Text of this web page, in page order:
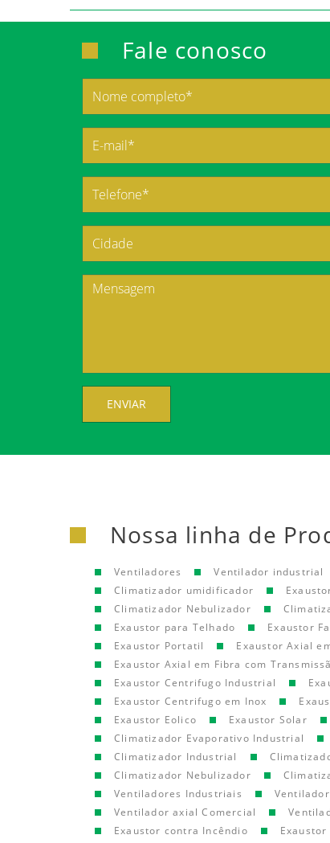
Fale conosco
ENVIAR
Nossa linha de
Ventiladores Ventilador industrial
Climatizador umidificador
Climatizador Nebulizador
Exaustor para Telhado
Exaustor
Exaustor Portatil
Exaustor Axial
Exaustor Axial em Fibra com
Exaustor Centrifugo Industrial
Exaustor Centrifugo em Inox
Exaustor Eolico
Exaustor Solar
Climatizador Evaporativo Industrial
Climatizador Industrial
Climatizador Nebulizador
Ventiladores Industriais
Ventilador
Ventilador axial Comercial
Exaustor contra Incêndio